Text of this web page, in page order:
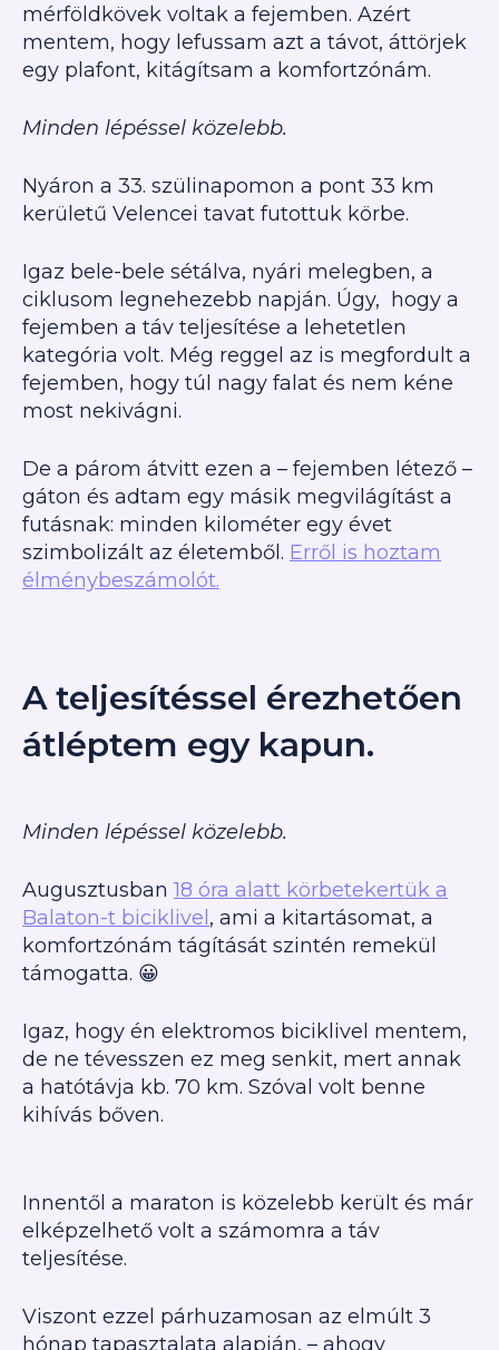
mérföldkövek voltak a fejemben. Azért
mentem, hogy lefussam azt a távot, áttörjek
egy plafont, kitágítsam a komfortzónám.
Minden lépéssel közelebb.
Nyáron a 33. szülinapomon a pont 33 km
kerületű Velencei tavat futottuk körbe.
Igaz bele-bele sétálva, nyári melegben, a
ciklusom legnehezebb napján. Úgy, hogy a
fejemben a táv teljesítése a lehetetlen
kategória volt. Még reggel az is megfordult a
fejemben, hogy túl nagy falat és nem kéne
most nekivágni.
De a párom átvitt ezen a – fejemben létező –
gáton és adtam egy másik megvilágítást a
futásnak: minden kilométer egy évet
szimbolizált az életemből. Erről is hoztam
élménybeszámolót.
A teljesítéssel érezhetően
átléptem egy kapun.
Minden lépéssel közelebb.
Augusztusban18 óra alatt körbetekertük a
Balaton-t biciklivel , ami a kitartásomat, a
komfortzónám tágítását szintén remekül
támogatta. 😀
Igaz, hogy én elektromos biciklivel mentem,
de ne tévesszen ez meg senkit, mert annak
a hatótávja kb. 70 km. Szóval volt benne
kihívás bőven.
Innentől a maraton is közelebb került és már
elképzelhető volt a számomra a táv
teljesítése.
Viszont ezzel párhuzamosan az elmúlt 3
hónap tapasztalata alapján, – ahogy